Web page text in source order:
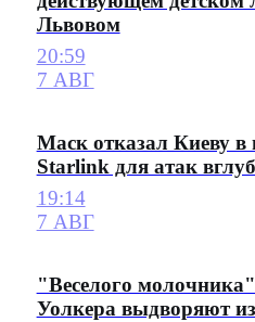
Львовом
20:59
7 АВГ
Маск отказал Киеву в
Starlink для атак
19:14
7 АВГ
"Веселого
Уолкера выдворяют